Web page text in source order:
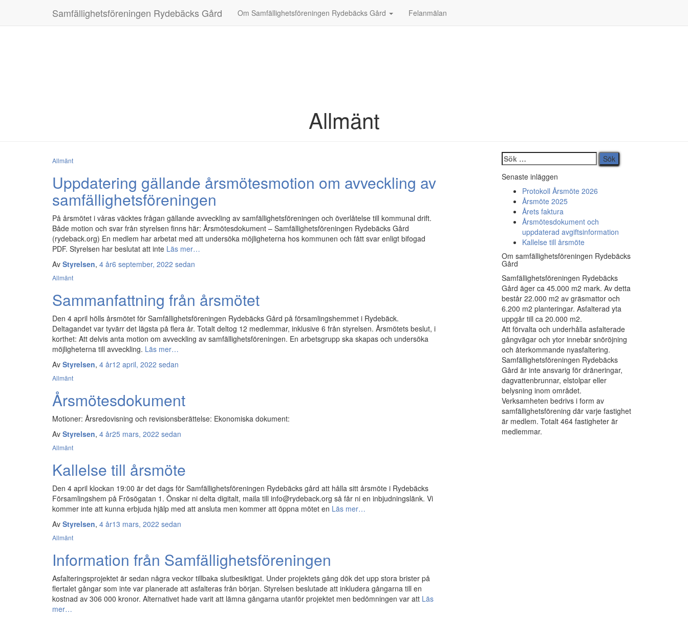
Samfällighetsföreningen Rydebäcks Gård Om Samfällighetsföreningen Rydebäcks Gård Felanmälan
Allmänt
Allmänt
Uppdatering gällande årsmötesmotion om avveckling av
samfällighetsföreningen
På årsmötet i våras väcktes frågan gällande avveckling av samfällighetsföreningen och överlåtelse till kommunal drift.
Både motion och svar från styrelsen finns här: Årsmötesdokument – Samfällighetsföreningen Rydebäcks Gård
(rydeback.org) En medlem har arbetat med att undersöka möjligheterna hos kommunen och fått svar enligt bifogad
PDF. Styrelsen har beslutat att inte Läs mer…
Av Styrelsen, 4 år6 september, 2022 sedan
Allmänt
Sammanfattning från årsmötet
Den 4 april hölls årsmötet för Samfällighetsföreningen Rydebäcks Gård på församlingshemmet i Rydebäck.
Deltagandet var tyvärr det lägsta på flera år. Totalt deltog 12 medlemmar, inklusive 6 från styrelsen. Årsmötets beslut, i
korthet: Att delvis anta motion om avveckling av samfällighetsföreningen. En arbetsgrupp ska skapas och undersöka
möjligheterna till avveckling. Läs mer…
Av Styrelsen, 4 år12 april, 2022 sedan
Allmänt
Årsmötesdokument
Motioner: Årsredovisning och revisionsberättelse: Ekonomiska dokument:
Av Styrelsen, 4 år25 mars, 2022 sedan
Allmänt
Kallelse till årsmöte
Den 4 april klockan 19:00 är det dags för Samfällighetsföreningen Rydebäcks gård att hålla sitt årsmöte i Rydebäcks
Församlingshem på Frösögatan 1. Önskar ni delta digitalt, maila till info@rydeback.org så får ni en inbjudningslänk. Vi
kommer inte att kunna erbjuda hjälp med att ansluta men kommer att öppna mötet en Läs mer…
Av Styrelsen, 4 år13 mars, 2022 sedan
Allmänt
Information från Samfällighetsföreningen
Asfalteringsprojektet är sedan några veckor tillbaka slutbesiktigat. Under projektets gång dök det upp stora brister på
flertalet gångar som inte var planerade att asfalteras från början. Styrelsen beslutade att inkludera gångarna till en
kostnad av 306 000 kronor. Alternativet hade varit att lämna gångarna utanför projektet men bedömningen var att Läs
mer…
Sök
efter:
Senaste inläggen
Protokoll Årsmöte 2026
Årsmöte 2025
Årets faktura
Årsmötesdokument och
uppdaterad avgiftsinformation
Kallelse till årsmöte
Om samfällighetsföreningen Rydebäcks
Gård
Samfällighetsföreningen Rydebäcks
Gård äger ca 45.000 m2 mark. Av detta
består 22.000 m2 av gräsmattor och
6.200 m2 planteringar. Asfalterad yta
uppgår till ca 20.000 m2.
Att förvalta och underhålla asfalterade
gångvägar och ytor innebär snöröjning
och återkommande nyasfaltering.
Samfällighetsföreningen Rydebäcks
Gård är inte ansvarig för dräneringar,
dagvattenbrunnar, elstolpar eller
belysning inom området.
Verksamheten bedrivs i form av
samfällighetsförening där varje fastighet
är medlem. Totalt 464 fastigheter är
medlemmar.